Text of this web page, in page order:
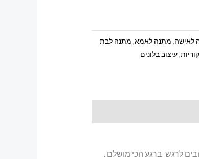
לאישה, מתנה לאמא, מתנה לבת
,עיצוב בלונים
לרגש ברגע הכי מושלם .